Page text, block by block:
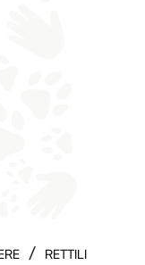
/ RETTILI